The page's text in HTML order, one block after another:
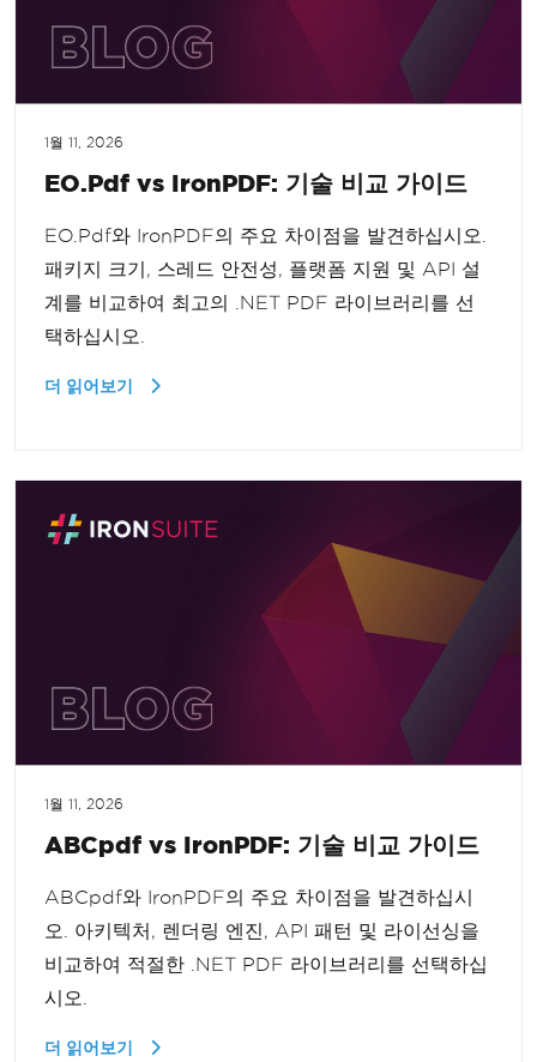
1월 11, 2026
EO.Pdf vs IronPDF: 기술 비교 가이드
EO.Pdf와 IronPDF의 주요 차이점을 발견하십시오.
패키지 크기, 스레드 안전성, 플랫폼 지원 및 API 설
계를 비교하여 최고의 .NET PDF 라이브러리를 선
택하십시오.
더 읽어보기
1월 11, 2026
ABCpdf vs IronPDF: 기술 비교 가이드
ABCpdf와 IronPDF의 주요 차이점을 발견하십시
오. 아키텍처, 렌더링 엔진, API 패턴 및 라이선싱을
비교하여 적절한 .NET PDF 라이브러리를 선택하십
시오.
더 읽어보기